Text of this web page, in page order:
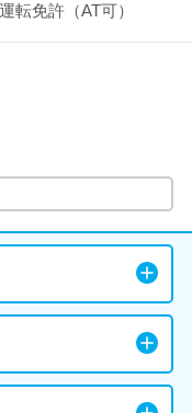
免許（AT可）